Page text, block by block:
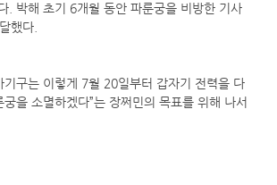
. 박해 초기 6개월 동안 파룬궁을 비방한 기사
했다.
기구는 이렇게 7월 20일부터 갑자기 전력을 다
을 소멸하겠다”는 장쩌민의 목표를 위해 나서